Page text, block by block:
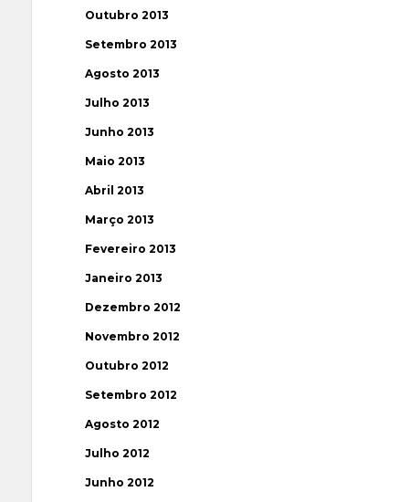
Outubro 2013
Setembro 2013
Agosto 2013
Julho 2013
Junho 2013
Maio 2013
Abril 2013
Março 2013
Fevereiro 2013
Janeiro 2013
Dezembro 2012
Novembro 2012
Outubro 2012
Setembro 2012
Agosto 2012
Julho 2012
Junho 2012